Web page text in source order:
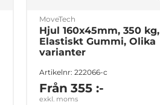
MoveTech
Hjul 160x45mm, 350 kg,
Elastiskt Gummi, Olika
varianter
Artikelnr: 222066-c
Från 355 :-
exkl. moms